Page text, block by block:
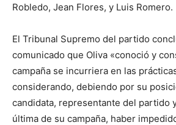
Robledo, Jean Flores, y Luis Romero.
El Tribunal Supremo del partido
comunicado que Oliva «conoció y
campaña se incurriera en las
considerando, debiendo por su
candidata, representante del partido
última de su campaña, haber